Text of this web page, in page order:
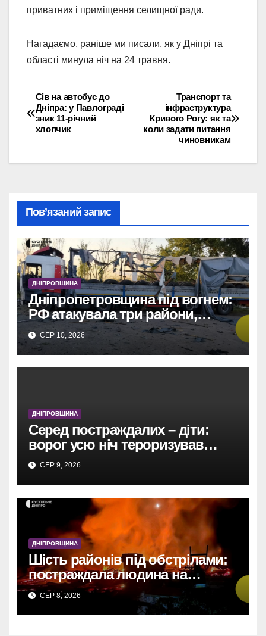
приватних і приміщення селищної ради.
Нагадаємо, раніше ми писали, як у Дніпрі та
області минула ніч на 24 травня.
Навігація
записів
Транспорт та
інфраструктура
Кривого Рогу: як та
коли задати питання
чиновникам
Сів на автобус до
Дніпра: у Павлограді
зник 11-річний
хлопчик
Пов’язаний запис
ДНІПРОВЩИНА
Дніпропетровщина під вогнем:
РФ атакувала три райони,
понівечено заправку, авто та
трактори.
СЕР 10, 2026
ДНІПРОВЩИНА
Серед постраждалих – діти:
ворог усю ніч тероризував
Дніпропетровщину
безпілотниками, артилерією та
авіабомбою.
СЕР 9, 2026
ДНІПРОВЩИНА
Шість районів під обстрілами:
постраждала людина на
Дніпропетровщині
СЕР 8, 2026